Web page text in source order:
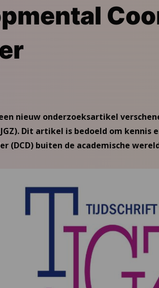
nieuw onderzoeksartikel
Dit artikel is bedoeld om kennis
(DCD) buiten de academische